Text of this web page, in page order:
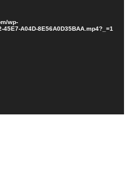
wp-
A04D-8E56A0D35BAA.mp4?_=1